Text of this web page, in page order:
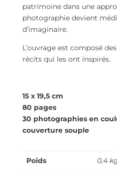
patrimoine dans une
photographie devient
d’imaginaire.
L’ouvrage est composé
récits qui les ont inspirés.
15 x 19,5 cm
80 pages
30 photographies en
couverture souple
Poids 0,4